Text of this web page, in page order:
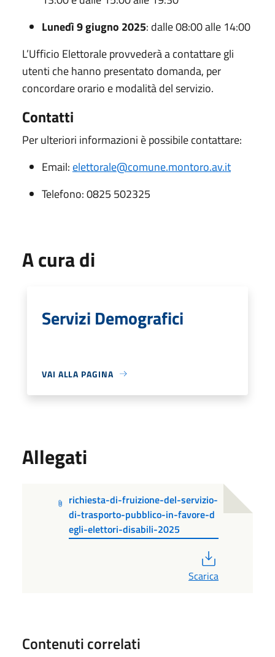
Lunedì 9 giugno 2025: dalle 08:00 alle 14:00
L’Ufficio Elettorale provvederà a contattare gli
utenti che hanno presentato domanda, per
concordare orario e modalità del servizio.
Contatti
Per ulteriori informazioni è possibile contattare:
Email: elettorale@comune.montoro.av.it
Telefono: 0825 502325
A cura di
Servizi Demografici
VAI ALLA PAGINA
Allegati
richiesta-di-fruizione-del-servizio-
di-trasporto-pubblico-in-favore-d
egli-elettori-disabili-2025
Scarica
Contenuti correlati